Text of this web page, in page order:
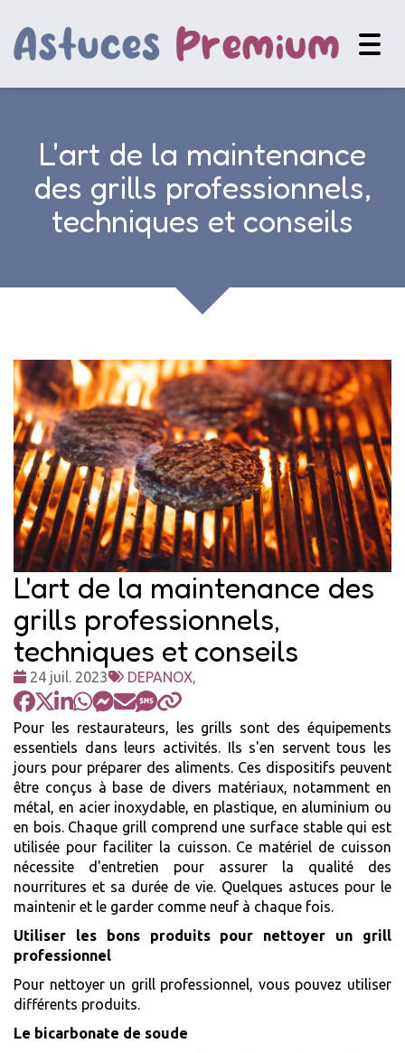
L'art de la maintenance
des grills professionnels,
techniques et conseils
L'art de la maintenance des
grills professionnels,
techniques et conseils
Date
:
24 juil. 2023
Tags
:
DEPANOX,
Pour les restaurateurs, les grills sont des équipements
essentiels dans leurs activités. Ils s'en servent tous les
jours pour préparer des aliments. Ces dispositifs peuvent
être conçus à base de divers matériaux, notamment en
métal, en acier inoxydable, en plastique, en aluminium ou
en bois. Chaque grill comprend une surface stable qui est
utilisée pour faciliter la cuisson. Ce matériel de cuisson
nécessite d'entretien pour assurer la qualité des
nourritures et sa durée de vie. Quelques astuces pour le
maintenir et le garder comme neuf à chaque fois.
Utiliser les bons produits pour nettoyer un grill
professionnel
Pour nettoyer un grill professionnel, vous pouvez utiliser
différents produits.
Le bicarbonate de soude